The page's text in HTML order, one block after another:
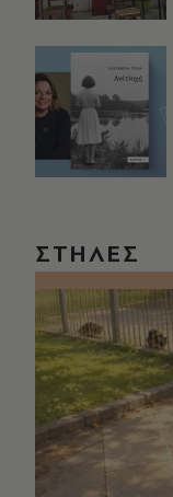
ΣΤΗΛΕΣ